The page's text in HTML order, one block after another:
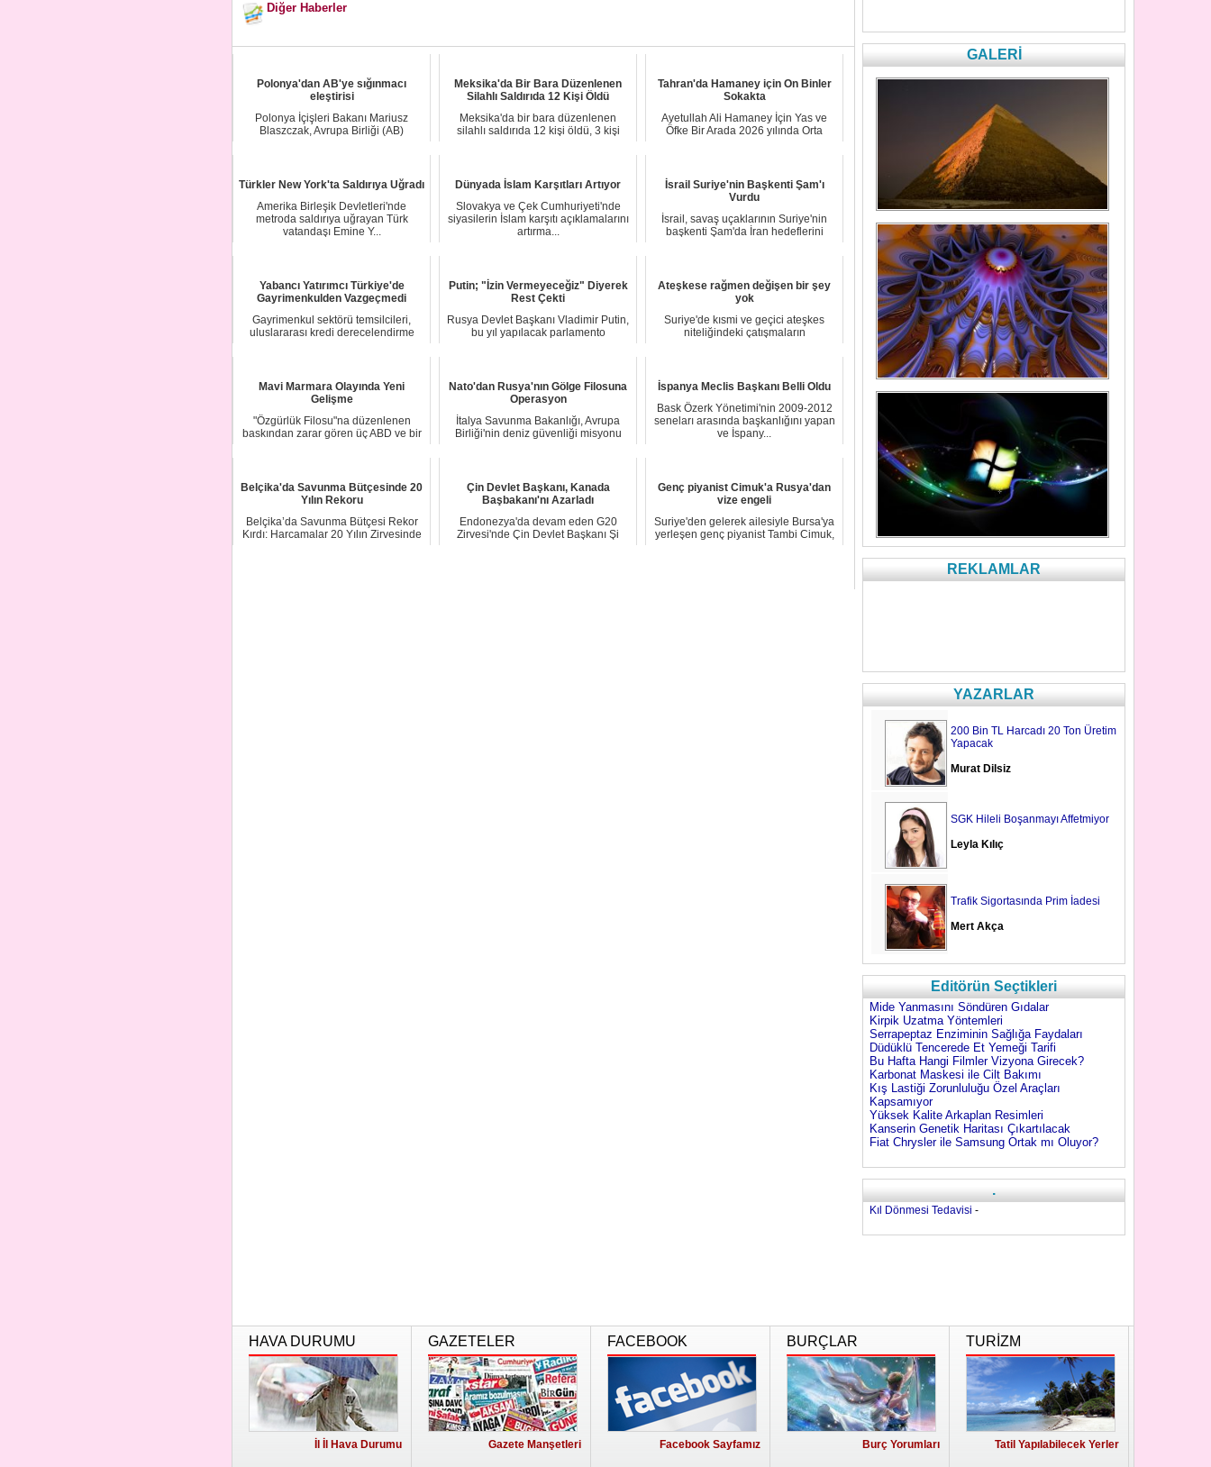
Diğer Haberler
Polonya'dan AB'ye sığınmacı
eleştirisi
Polonya İçişleri Bakanı Mariusz
Blaszczak, Avrupa Birliği (AB)
Meksika'da Bir Bara Düzenlenen
Silahlı Saldırıda 12 Kişi Öldü
Meksika'da bir bara düzenlenen
silahlı saldırıda 12 kişi öldü, 3 kişi
Tahran'da Hamaney için On Binler
Sokakta
Ayetullah Ali Hamaney İçin Yas ve
Öfke Bir Arada 2026 yılında Orta
Türkler New York'ta Saldırıya Uğradı
Amerika Birleşik Devletleri'nde
metroda saldırıya uğrayan Türk
vatandaşı Emine Y...
Dünyada İslam Karşıtları Artıyor
Slovakya ve Çek Cumhuriyeti'nde
siyasilerin İslam karşıtı açıklamalarını
artırma...
İsrail Suriye'nin Başkenti Şam'ı
Vurdu
İsrail, savaş uçaklarının Suriye'nin
başkenti Şam'da İran hedeflerini
Yabancı Yatırımcı Türkiye'de
Gayrimenkulden Vazgeçmedi
Gayrimenkul sektörü temsilcileri,
uluslararası kredi derecelendirme
Putin; "İzin Vermeyeceğiz" Diyerek
Rest Çekti
Rusya Devlet Başkanı Vladimir Putin,
bu yıl yapılacak parlamento
Ateşkese rağmen değişen bir şey
yok
Suriye'de kısmi ve geçici ateşkes
niteliğindeki çatışmaların
Mavi Marmara Olayında Yeni
Gelişme
"Özgürlük Filosu"na düzenlenen
baskından zarar gören üç ABD ve bir
Nato'dan Rusya'nın Gölge Filosuna
Operasyon
İtalya Savunma Bakanlığı, Avrupa
Birliği'nin deniz güvenliği misyonu
İspanya Meclis Başkanı Belli Oldu
Bask Özerk Yönetimi'nin 2009-2012
seneları arasında başkanlığını yapan
ve İspany...
Belçika'da Savunma Bütçesinde 20
Yılın Rekoru
Belçika’da Savunma Bütçesi Rekor
Kırdı: Harcamalar 20 Yılın Zirvesinde
Çin Devlet Başkanı, Kanada
Başbakanı'nı Azarladı
Endonezya'da devam eden G20
Zirvesi'nde Çin Devlet Başkanı Şi
Genç piyanist Cimuk'a Rusya'dan
vize engeli
Suriye'den gelerek ailesiyle Bursa'ya
yerleşen genç piyanist Tambi Cimuk,
GALERİ
REKLAMLAR
YAZARLAR
200 Bin TL Harcadı 20 Ton Üretim
Yapacak
Murat Dilsiz
SGK Hileli Boşanmayı Affetmiyor
Leyla Kılıç
Trafik Sigortasında Prim İadesi
Mert Akça
Editörün Seçtikleri
Mide Yanmasını Söndüren Gıdalar
Kirpik Uzatma Yöntemleri
Serrapeptaz Enziminin Sağlığa Faydaları
Düdüklü Tencerede Et Yemeği Tarifi
Bu Hafta Hangi Filmler Vizyona Girecek?
Karbonat Maskesi ile Cilt Bakımı
Kış Lastiği Zorunluluğu Özel Araçları
Kapsamıyor
Yüksek Kalite Arkaplan Resimleri
Kanserin Genetik Haritası Çıkartılacak
Fiat Chrysler ile Samsung Ortak mı Oluyor?
.
Kıl Dönmesi Tedavisi -
HAVA DURUMU
İl İl Hava Durumu
GAZETELER
Gazete Manşetleri
FACEBOOK
Facebook Sayfamız
BURÇLAR
Burç Yorumları
TURİZM
Tatil Yapılabilecek Yerler